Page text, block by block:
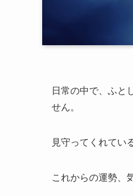
日常の中で、ふと
せん。
見守ってくれてい
これからの運勢、